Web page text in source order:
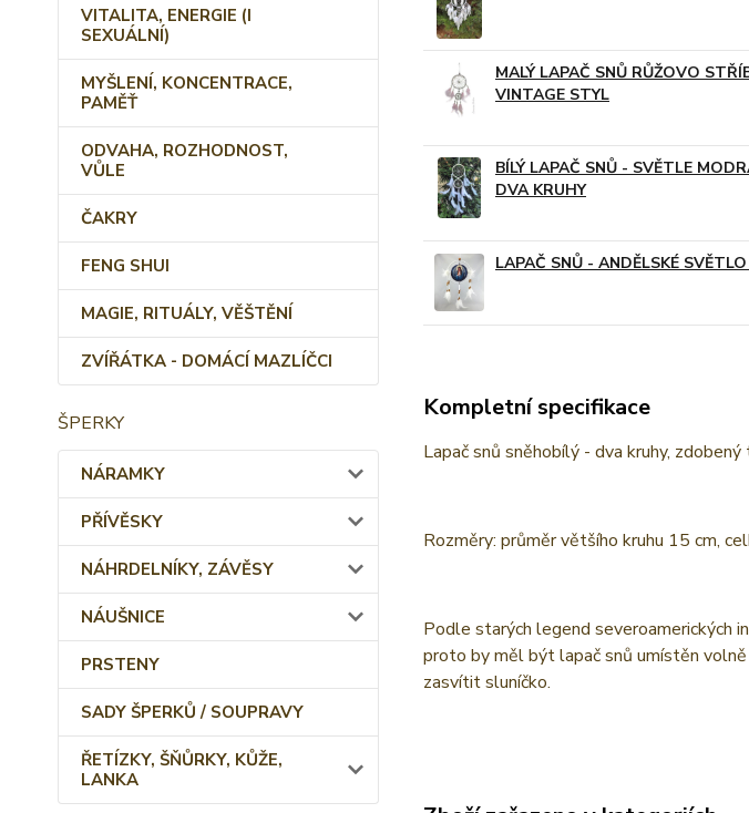
VITALITA, ENERGIE (I
SEXUÁLNÍ)
MYŠLENÍ, KONCENTRACE,
PAMĚŤ
ODVAHA, ROZHODNOST,
VŮLE
ČAKRY
FENG SHUI
MAGIE, RITUÁLY, VĚŠTĚNÍ
ZVÍŘÁTKA - DOMÁCÍ MAZLÍČCI
ŠPERKY
NÁRAMKY
PŘÍVĚSKY
NÁHRDELNÍKY, ZÁVĚSY
NÁUŠNICE
PRSTENY
SADY ŠPERKŮ / SOUPRAVY
ŘETÍZKY, ŠŇŮRKY, KŮŽE,
LANKA
MALÝ LAPAČ SNŮ RŮŽOVO
VINTAGE STYL
BÍLÝ LAPAČ SNŮ - SVĚTLE
DVA KRUHY
LAPAČ SNŮ - ANDĚLSKÉ SVĚTLO
Kompletní specifikace
Lapač snů sněhobílý - dva kruhy,
Rozměry: průměr většího kruhu 15 cm,
Podle starých legend severoamerických
proto by měl být lapač snů umístěn volně
zasvítit sluníčko.